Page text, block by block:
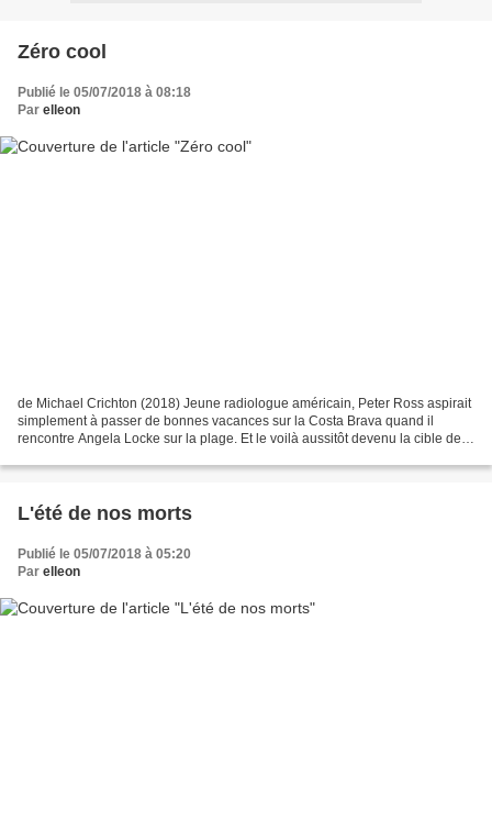
Zéro cool
Publié le 05/07/2018 à 08:18
Par elleon
de Michael Crichton (2018) Jeune radiologue américain, Peter Ross aspirait
simplement à passer de bonnes vacances sur la Costa Brava quand il
rencontre Angela Locke sur la plage. Et le voilà aussitôt devenu la cible de
L'été de nos morts
Publié le 05/07/2018 à 05:20
Par elleon